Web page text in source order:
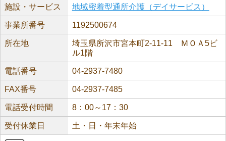
施設・サービス 地域密着型通所介護（デイサービス）
事業所番号 1192500674
所在地
埼玉県所沢市宮本町2-11-11 ＭＯＡ5ビ
ル1階
電話番号 04-2937-7480
FAX番号 04-2937-7485
電話受付時間 8：00～17：30
受付休業日 土・日・年末年始